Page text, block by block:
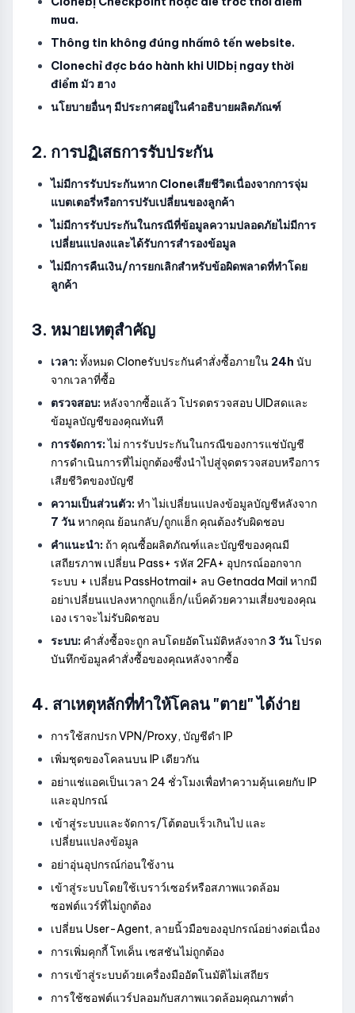
mua.
Thông tin không đúng nhấmô tến website.
Clonechỉ đợc báo hành khi UIDbị ngay thời
điểm มัว ฮาง
นโยบายอื่นๆ มีประกาศอยู่ในคำอธิบายผลิตภัณฑ์
2. การปฏิเสธการรับประกัน
ไม่มีการรับประกันหาก Cloneเสียชีวิตเนื่องจากการจุ่ม
แบตเตอรี่หรือการปรับเปลี่ยนของลูกค้า
ไม่มีการรับประกันในกรณีที่ข้อมูลความปลอดภัยไม่มีการ
เปลี่ยนแปลงและได้รับการสำรองข้อมูล
ไม่มีการคืนเงิน/การยกเลิกสำหรับข้อผิดพลาดที่ทำโดย
ลูกค้า
3. หมายเหตุสำคัญ
เวลา:ทั้งหมด Cloneรับประกันคำสั่งซื้อภายใน 24h นับ
จากเวลาที่ซื้อ
ตรวจสอบ:หลังจากซื้อแล้ว โปรดตรวจสอบ UIDสดและ
ข้อมูลบัญชีของคุณทันที
การจัดการ:ไม่ การรับประกันในกรณีของการแช่บัญชี
การดำเนินการที่ไม่ถูกต้องซึ่งนำไปสู่จุดตรวจสอบหรือการ
เสียชีวิตของบัญชี
ความเป็นส่วนตัว:ทำ ไม่เปลี่ยนแปลงข้อมูลบัญชีหลังจาก
7 วันหากคุณ ย้อนกลับ/ถูกแฮ็ก คุณต้องรับผิดชอบ
คำแนะนำ: ถ้า คุณซื้อผลิตภัณฑ์และบัญชีของคุณมี
เสถียรภาพ เปลี่ยน Pass+ รหัส 2FA+ อุปกรณ์ออกจาก
ระบบ + เปลี่ยน PassHotmail+ ลบ Getnada Mail หากมี
อย่าเปลี่ยนแปลงหากถูกแฮ็ก/แบ็คด้วยความเสี่ยงของคุณ
เอง เราจะไม่รับผิดชอบ
ระบบ: คำสั่งซื้อจะถูก ลบโดยอัตโนมัติหลังจาก3 วันโปรด
บันทึกข้อมูลคำสั่งซื้อของคุณหลังจากซื้อ
4. สาเหตุหลักที่ทำให้โคลน "ตาย" ได้ง่าย
การใช้สกปรก VPN/Proxy, บัญชีดำ IP
เพิ่มชุดของโคลนบน IP เดียวกัน
อย่าแช่แอคเป็นเวลา 24 ชั่วโมงเพื่อทำความคุ้นเคยกับ IP
และอุปกรณ์
เข้าสู่ระบบและจัดการ/โต้ตอบเร็วเกินไป และ
เปลี่ยนแปลงข้อมูล
อย่าอุ่นอุปกรณ์ก่อนใช้งาน
เข้าสู่ระบบโดยใช้เบราว์เซอร์หรือสภาพแวดล้อม
ซอฟต์แวร์ที่ไม่ถูกต้อง
เปลี่ยน User-Agent, ลายนิ้วมือของอุปกรณ์อย่างต่อเนื่อง
การเพิ่มคุกกี้ โทเค็น เซสชันไม่ถูกต้อง
การเข้าสู่ระบบด้วยเครื่องมืออัตโนมัติไม่เสถียร
การใช้ซอฟต์แวร์ปลอมกับสภาพแวดล้อมคุณภาพต่ำ